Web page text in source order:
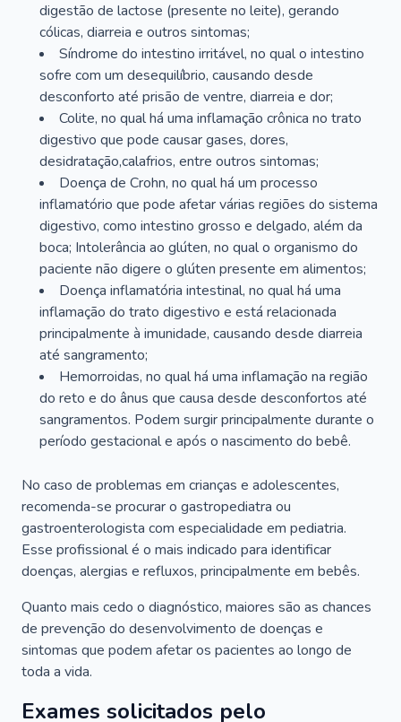
digestão de lactose (presente no leite), gerando
cólicas, diarreia e outros sintomas;
Síndrome do intestino irritável, no qual o intestino
sofre com um desequilíbrio, causando desde
desconforto até prisão de ventre, diarreia e dor;
Colite, no qual há uma inflamação crônica no trato
digestivo que pode causar gases, dores,
desidratação,calafrios, entre outros sintomas;
Doença de Crohn, no qual há um processo
inflamatório que pode afetar várias regiões do sistema
digestivo, como intestino grosso e delgado, além da
boca; Intolerância ao glúten, no qual o organismo do
paciente não digere o glúten presente em alimentos;
Doença inflamatória intestinal, no qual há uma
inflamação do trato digestivo e está relacionada
principalmente à imunidade, causando desde diarreia
até sangramento;
Hemorroidas, no qual há uma inflamação na região
do reto e do ânus que causa desde desconfortos até
sangramentos. Podem surgir principalmente durante o
período gestacional e após o nascimento do bebê.
No caso de problemas em crianças e adolescentes,
recomenda-se procurar o gastropediatra ou
gastroenterologista com especialidade em pediatria.
Esse profissional é o mais indicado para identificar
doenças, alergias e refluxos, principalmente em bebês.
Quanto mais cedo o diagnóstico, maiores são as chances
de prevenção do desenvolvimento de doenças e
sintomas que podem afetar os pacientes ao longo de
toda a vida.
Exames solicitados pelo